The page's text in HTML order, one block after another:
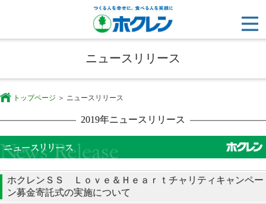
ニュースリリース
トップページ ニュースリリース
2019年ニュースリリース
ホクレンＳＳ Ｌｏｖｅ＆Ｈｅａｒｔチャリティキャンペー
ン募金寄託式の実施について